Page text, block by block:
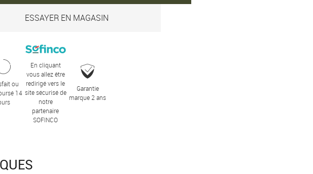
ESSAYER EN MAGASIN
ou
14
En cliquant
vous allez être
redirigé vers le
site sécurisé de
notre
partenaire
SOFINCO
Garantie
marque 2 ans